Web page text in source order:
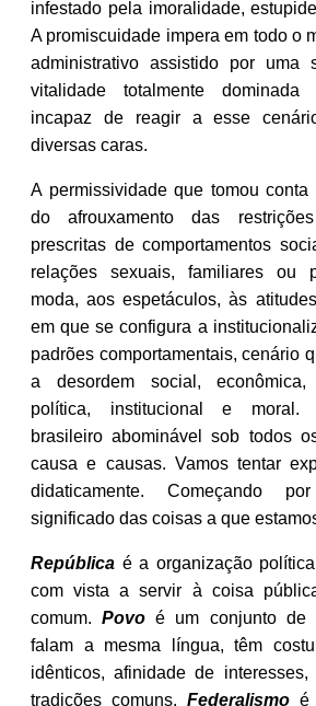
infestado pela imoralidade,
A promiscuidade impera em todo o
administrativo assistido por uma
vitalidade totalmente dominada
incapaz de reagir a esse
diversas caras.
A permissividade que tomou
do afrouxamento das
prescritas de comportamentos
relações sexuais, familiares ou
moda, aos espetáculos, às
em que se configura a
padrões comportamentais, cenário
a desordem social, econômica,
política, institucional e moral.
brasileiro abominável sob todos
causa e causas. Vamos tentar
didaticamente. Começando
significado das coisas a que
República é a organização
com vista a servir à coisa
comum.Povo é um conjunto de
falam a mesma língua, têm
idênticos, afinidade de
tradições comuns. Federalismoé